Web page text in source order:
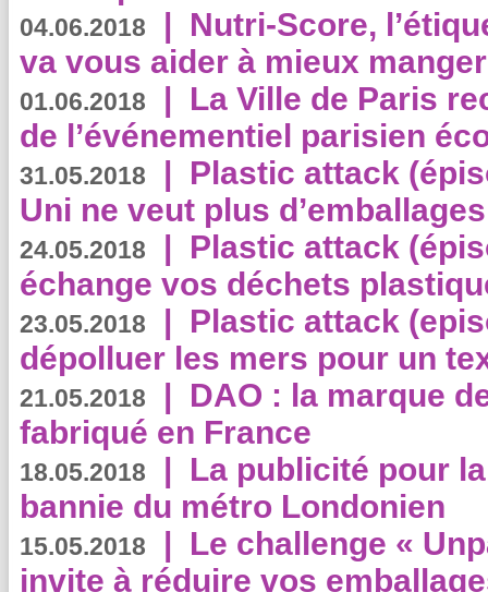
04.06.2018 | Nutri-Score,
va vous aider à mieux
01.06.2018 | La Ville de Paris
de l’événementiel parisien
31.05.2018 | Plastic attack
Uni ne veut plus
24.05.2018 | Plastic attack
échange vos déchets
23.05.2018 | Plastic attack
dépolluer les mers pour un
21.05.2018 | DAO : la marque
fabriqué en France
18.05.2018 | La publicité pour
bannie du métro Londonien
15.05.2018 | Le challenge «
invite à réduire vos